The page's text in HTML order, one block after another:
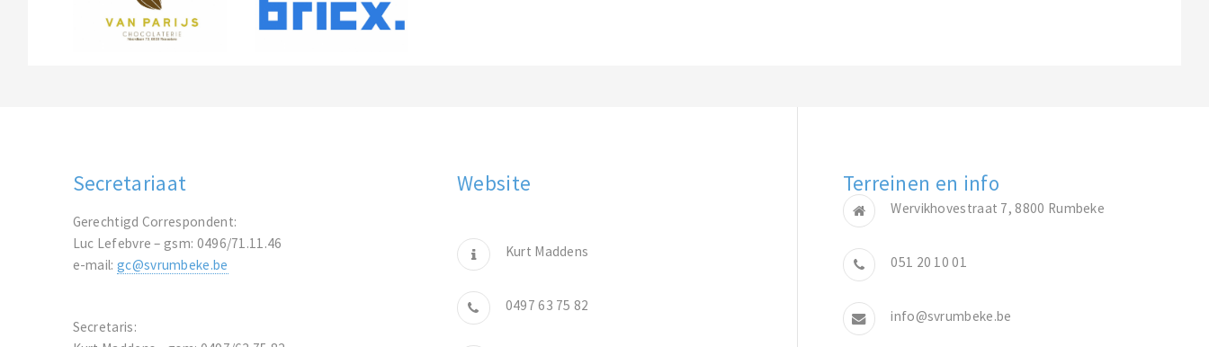
Secretariaat
Gerechtigd Correspondent:
Luc Lefebvre – gsm: 0496/71.11.46
e-mail: gc@svrumbeke.be
Secretaris:
Website
Kurt Maddens
0497 63 75 82
Terreinen en info
Wervikhovestraat 7, 8800 Rumbeke
051 20 10 01
info@svrumbeke.be